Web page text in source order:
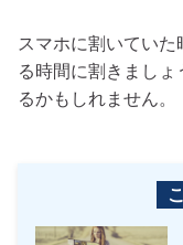
スマホに割いていた
る時間に割きまし
るかもしれません。